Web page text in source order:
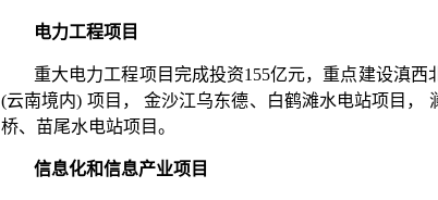
电力工程项目
重大电力工程项目完成投资155亿元，重点建设滇
(云南境内) 项目， 金沙江乌东德、白鹤滩水电站项目，
桥、苗尾水电站项目。
信息化和信息产业项目